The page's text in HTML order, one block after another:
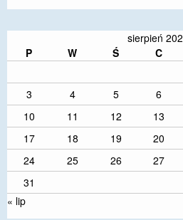
sierpień
P
W Ś C
3
4 5 6
10
11 12 13
17
18 19 20
24
25 26 27
31
« lip